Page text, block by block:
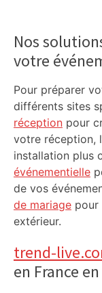
Sidebar
Nos
votre
Pour préparer
différents sites
réception pour
votre réception,
installation plus
événementielle
de vos
de mariage pour
extérieur.
trend-
en France